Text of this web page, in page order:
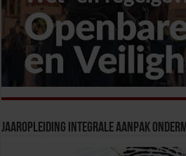
Jaaropleiding Integrale Aanpak